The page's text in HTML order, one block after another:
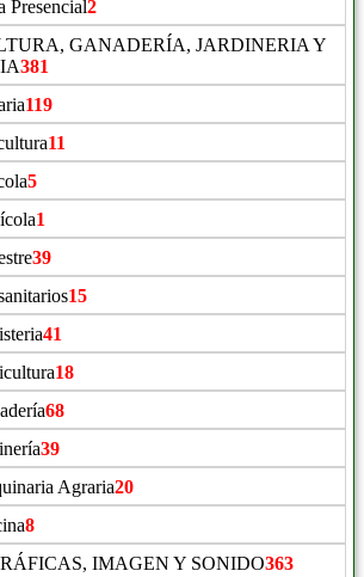
Presencial2
GANADERÍA, JARDINERIA Y
381
119
11
5
1
39
15
41
18
68
39
Agraria20
8
IMAGEN Y SONIDO363